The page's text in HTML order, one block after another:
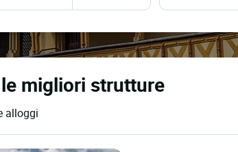
migliori strutture
alloggi